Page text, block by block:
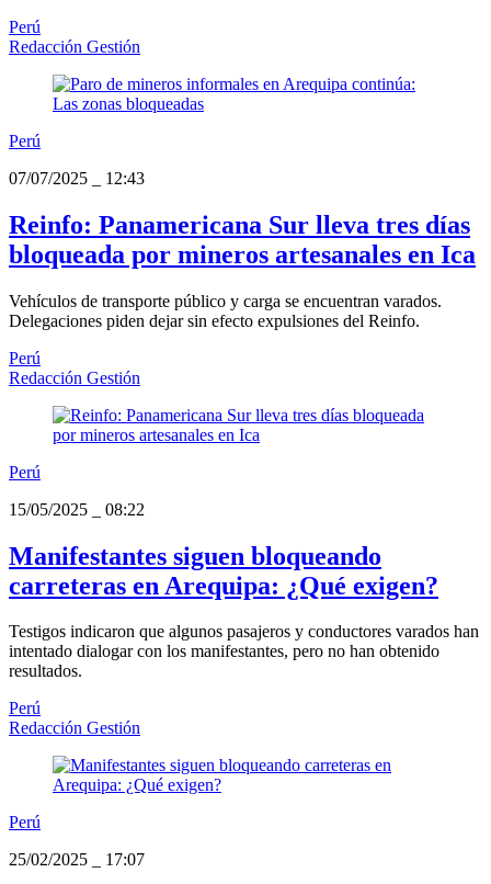
Perú
Redacción Gestión
Perú
07/07/2025
12:43
Reinfo: Panamericana Sur lleva tres días
bloqueada por mineros artesanales en Ica
Vehículos de transporte público y carga se encuentran varados.
Delegaciones piden dejar sin efecto expulsiones del Reinfo.
Perú
Redacción Gestión
Perú
15/05/2025
08:22
Manifestantes siguen bloqueando
carreteras en Arequipa: ¿Qué exigen?
Testigos indicaron que algunos pasajeros y conductores varados han
intentado dialogar con los manifestantes, pero no han obtenido
resultados.
Perú
Redacción Gestión
Perú
25/02/2025
17:07